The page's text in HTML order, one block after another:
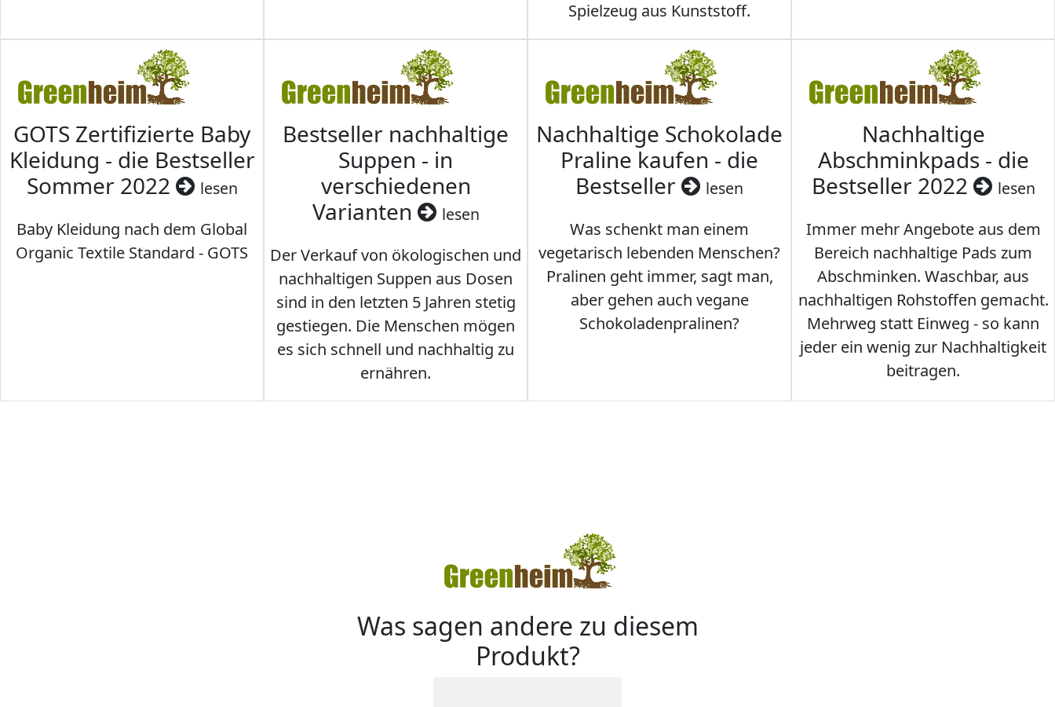
Spielzeug aus Kunststoff.
GOTS Zertifizierte Baby
Kleidung - die Bestseller
Sommer 2022
lesen
Baby Kleidung nach dem Global
Organic Textile Standard - GOTS
Bestseller nachhaltige
Suppen - in
verschiedenen
Varianten
lesen
Der Verkauf von ökologischen und
nachhaltigen Suppen aus Dosen
sind in den letzten 5 Jahren stetig
gestiegen. Die Menschen mögen
es sich schnell und nachhaltig zu
ernähren.
Nachhaltige Schokolade
Praline kaufen - die
Bestseller
lesen
Was schenkt man einem
vegetarisch lebenden Menschen?
Pralinen geht immer, sagt man,
aber gehen auch vegane
Schokoladenpralinen?
Nachhaltige
Abschminkpads - die
Bestseller 2022
lesen
Immer mehr Angebote aus dem
Bereich nachhaltige Pads zum
Abschminken. Waschbar, aus
nachhaltigen Rohstoffen gemacht.
Mehrweg statt Einweg - so kann
jeder ein wenig zur Nachhaltigkeit
beitragen.
Was sagen andere zu diesem
Produkt?